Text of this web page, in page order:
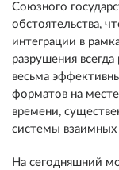
Союзного
обстоятельства,
интеграции в
разрушения
весьма
форматов на
времени,
системы взаимных
На сегодняшний